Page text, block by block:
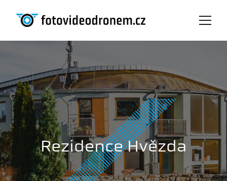
Rezidence Hvězda